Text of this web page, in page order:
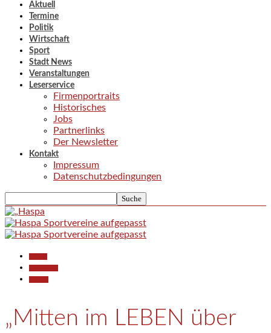
Aktuell
Termine
Politik
Wirtschaft
Sport
Stadt News
Veranstaltungen
Leserservice
Firmenportraits
Historisches
Jobs
Partnerlinks
Der Newsletter
Kontakt
Impressum
Datenschutzbedingungen
„Mitten im LEBEN über